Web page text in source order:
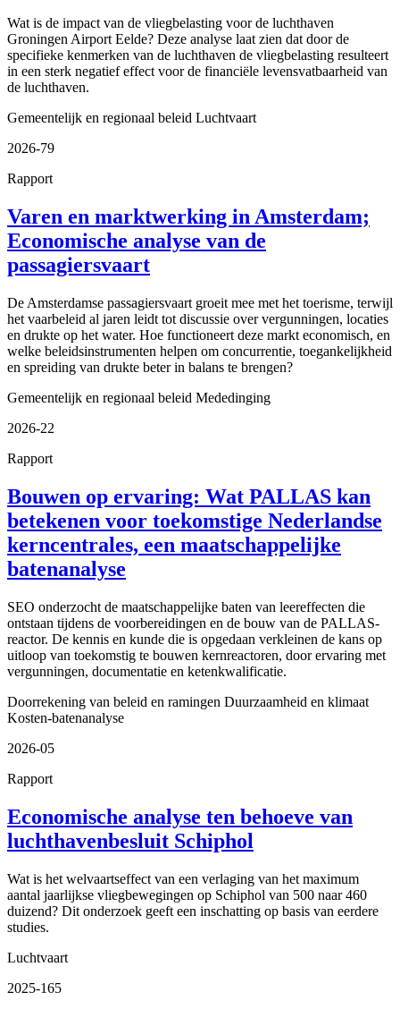
Wat is de impact van de vliegbelasting voor de luchthaven
Groningen Airport Eelde? Deze analyse laat zien dat door de
specifieke kenmerken van de luchthaven de vliegbelasting resulteert
in een sterk negatief effect voor de financiële levensvatbaarheid van
de luchthaven.
Gemeentelijk en regionaal beleid Luchtvaart
2026-79
Rapport
Varen en marktwerking in Amsterdam;
Economische analyse van de
passagiersvaart
De Amsterdamse passagiersvaart groeit mee met het toerisme, terwijl
het vaarbeleid al jaren leidt tot discussie over vergunningen, locaties
en drukte op het water. Hoe functioneert deze markt economisch, en
welke beleidsinstrumenten helpen om concurrentie, toegankelijkheid
en spreiding van drukte beter in balans te brengen?
Gemeentelijk en regionaal beleid Mededinging
2026-22
Rapport
Bouwen op ervaring: Wat PALLAS kan
betekenen voor toekomstige Nederlandse
kerncentrales, een maatschappelijke
batenanalyse
SEO onderzocht de maatschappelijke baten van leereffecten die
ontstaan tijdens de voorbereidingen en de bouw van de PALLAS-
reactor. De kennis en kunde die is opgedaan verkleinen de kans op
uitloop van toekomstig te bouwen kernreactoren, door ervaring met
vergunningen, documentatie en ketenkwalificatie.
Doorrekening van beleid en ramingen Duurzaamheid en klimaat
Kosten-batenanalyse
2026-05
Rapport
Economische analyse ten behoeve van
luchthavenbesluit Schiphol
Wat is het welvaartseffect van een verlaging van het maximum
aantal jaarlijkse vliegbewegingen op Schiphol van 500 naar 460
duizend? Dit onderzoek geeft een inschatting op basis van eerdere
studies.
Luchtvaart
2025-165